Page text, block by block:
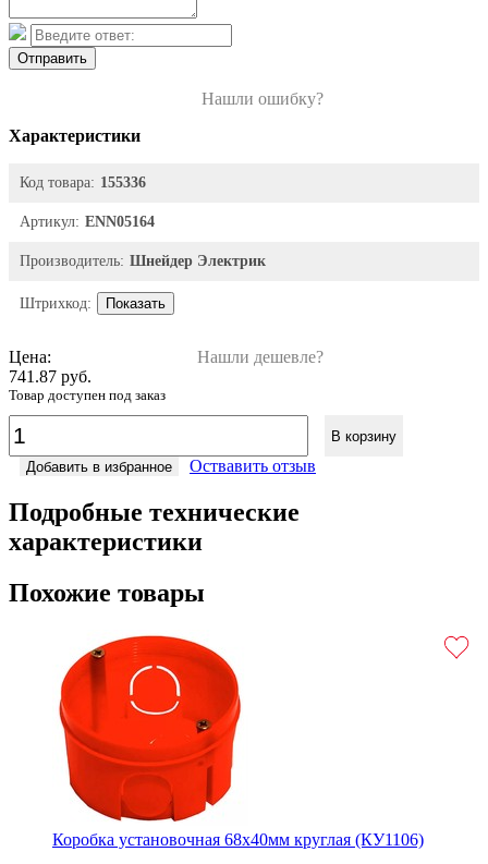
Отправить
Нашли ошибку?
Характеристики
Код товара: 155336
Артикул: ENN05164
Производитель: Шнейдер Электрик
Штрихкод: Показать
Цена:
Нашли дешевле?
741.87 руб.
Товар доступен под заказ
В корзину
Добавить в избранное
Оствавить отзыв
Подробные технические
характеристики
Похожие товары
Коробка установочная 68х40мм круглая (КУ1106)